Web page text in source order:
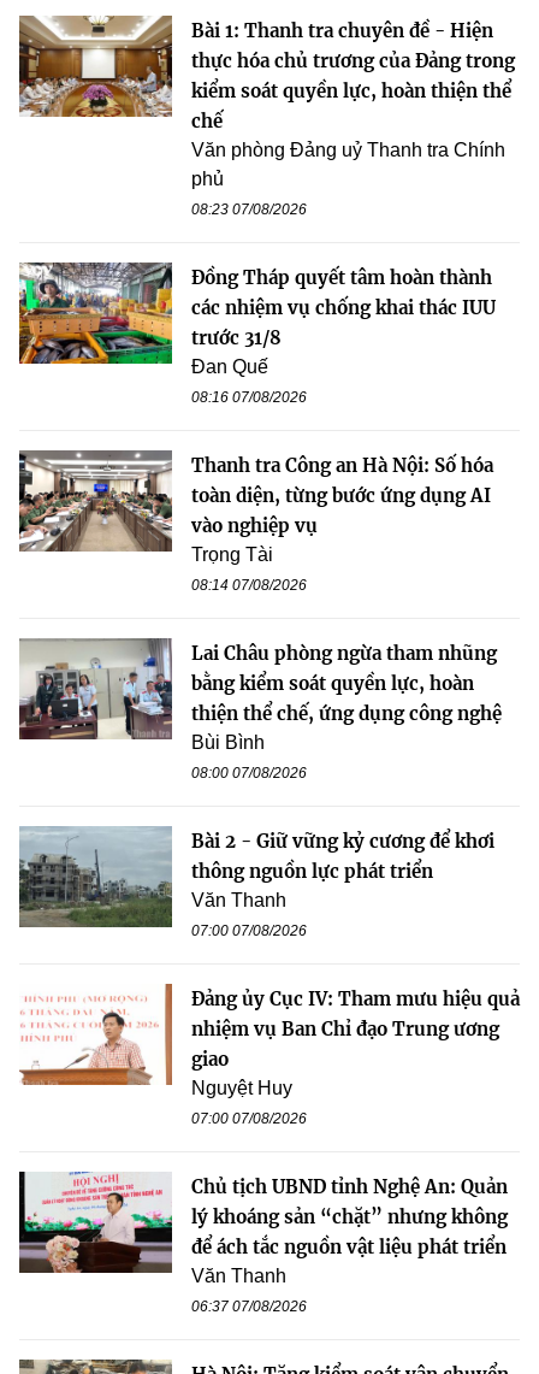
Bài 1: Thanh tra chuyên đề - Hiện
thực hóa chủ trương của Đảng trong
kiểm soát quyền lực, hoàn thiện thể
chế
Văn phòng Đảng uỷ Thanh tra Chính
phủ
08:23 07/08/2026
Đồng Tháp quyết tâm hoàn thành
các nhiệm vụ chống khai thác IUU
trước 31/8
Đan Quế
08:16 07/08/2026
Thanh tra Công an Hà Nội: Số hóa
toàn diện, từng bước ứng dụng AI
vào nghiệp vụ
Trọng Tài
08:14 07/08/2026
Lai Châu phòng ngừa tham nhũng
bằng kiểm soát quyền lực, hoàn
thiện thể chế, ứng dụng công nghệ
Bùi Bình
08:00 07/08/2026
Bài 2 - Giữ vững kỷ cương để khơi
thông nguồn lực phát triển
Văn Thanh
07:00 07/08/2026
Đảng ủy Cục IV: Tham mưu hiệu quả
nhiệm vụ Ban Chỉ đạo Trung ương
giao
Nguyệt Huy
07:00 07/08/2026
Chủ tịch UBND tỉnh Nghệ An: Quản
lý khoáng sản “chặt” nhưng không
để ách tắc nguồn vật liệu phát triển
Văn Thanh
06:37 07/08/2026